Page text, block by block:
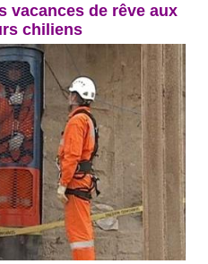
vacances de rêve aux
chiliens